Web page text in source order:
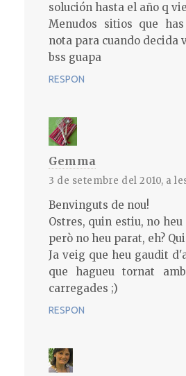
solución hasta el año q
Menudos sitios que
nota para cuando decida
bss guapa
RESPON
Gemma
3 de setembre del 2010, a les
Benvinguts de nou!
Ostres, quin estiu, no
però no heu parat, eh?
Ja veig que heu gaudit
que hagueu tornat
carregades ;)
RESPON